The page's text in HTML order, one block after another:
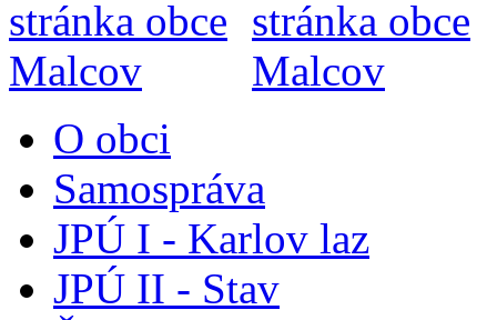
O obci
Samospráva
JPÚ I - Karlov laz
JPÚ II - Stav